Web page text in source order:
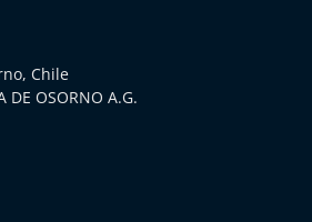
Chile
DE OSORNO A.G.